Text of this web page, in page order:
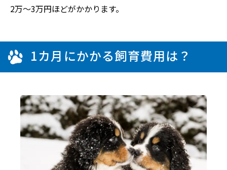
2万～3万円ほどがかかります。
1カ月にかかる飼育費用は？